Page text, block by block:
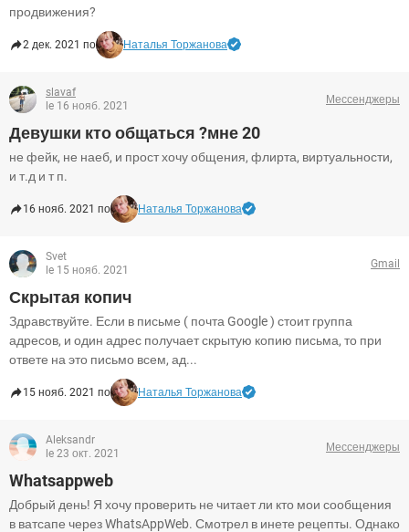
продвижения?
2 дек. 2021 по Наталья Торжанова
slavaf
le 16 нояб. 2021
Мессенджеры
Девушки кто общаться ?мне 20
не фейк, не наеб, и прост хочу общения, флирта, виртуальности,
и т.д и т п.
16 нояб. 2021 по Наталья Торжанова
Svet
le 15 нояб. 2021
Gmail
Скрытая копич
Здравствуйте. Если в письме ( почта Google ) стоит группа
адресов, и один адрес получает скрытую копию письма, то при
ответе на это письмо всем, ад...
15 нояб. 2021 по Наталья Торжанова
Aleksandr
le 23 окт. 2021
Мессенджеры
Whatsappweb
Добрый день! Я хочу проверить не читает ли кто мои сообщения
в ватсапе через WhatsAppWeb. Смотрел в инете рецепты. Однако